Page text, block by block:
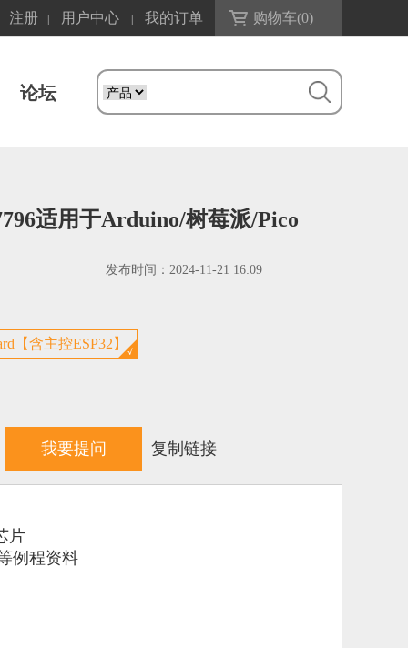
注册 用户中心 我的订单 购物车(0)
论坛
适用于Arduino/树莓派/Pico
发布时间： 2024-11-21 16:09
【含主控ESP32】
我要提问 复制链接
片
例程资料